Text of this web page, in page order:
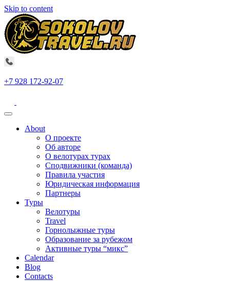
Skip to content
+7 928 172-92-07
About
О проекте
Об авторе
О велотурах турах
Сподвижники (команда)
Правила участия
Юридическая информация
Партнеры
Туры
Велотуры
Travel
Горнолыжные туры
Образование за рубежом
Активные туры “микс”
Calendar
Blog
Contacts